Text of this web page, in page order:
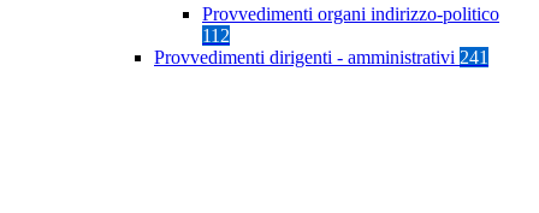
Provvedimenti organi indirizzo-politico
112
Provvedimenti dirigenti - amministrativi 241